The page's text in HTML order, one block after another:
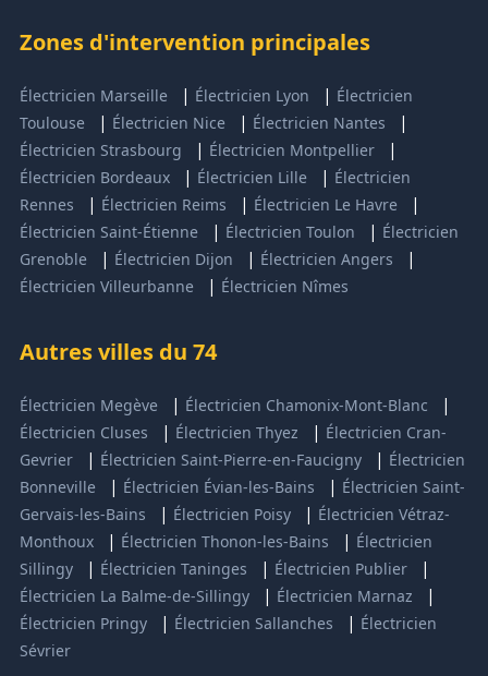
Zones d'intervention principales
Électricien Marseille | Électricien Lyon | Électricien
Toulouse
| Électricien Nice | Électricien Nantes |
Électricien Strasbourg | Électricien Montpellier |
Électricien Bordeaux | Électricien Lille | Électricien
Rennes
| Électricien Reims | Électricien Le Havre |
Électricien Saint-Étienne | Électricien Toulon | Électricien
Grenoble
| Électricien Dijon | Électricien Angers |
Électricien Villeurbanne | Électricien Nîmes
Autres villes du 74
Électricien Megève | Électricien Chamonix-Mont-Blanc |
Électricien Cluses | Électricien Thyez | Électricien Cran-
Gevrier
| Électricien Saint-Pierre-en-Faucigny | Électricien
Bonneville
| Électricien Évian-les-Bains | Électricien Saint-
Gervais-les-Bains
| Électricien Poisy | Électricien Vétraz-
Monthoux
| Électricien Thonon-les-Bains | Électricien
Sillingy
| Électricien Taninges | Électricien Publier |
Électricien La Balme-de-Sillingy | Électricien Marnaz |
Électricien Pringy | Électricien Sallanches | Électricien
Sévrier